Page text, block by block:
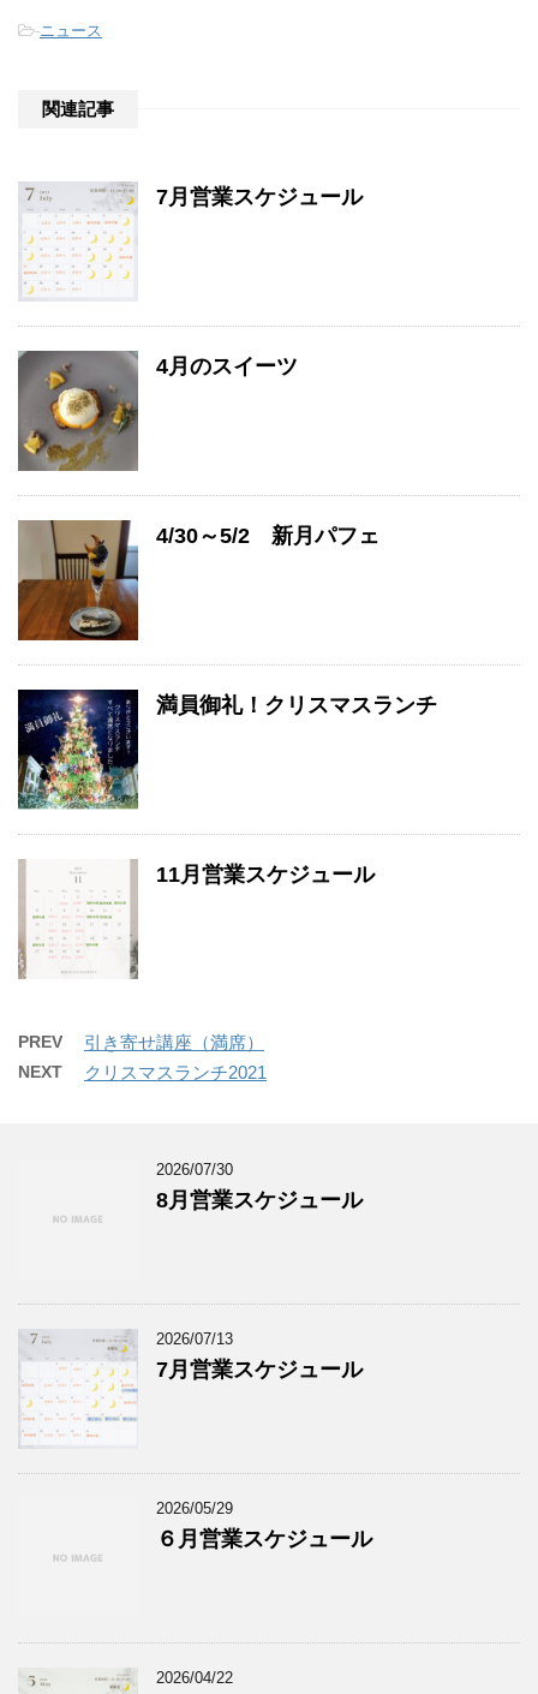
-ニュース
関連記事
7月営業スケジュール
4月のスイーツ
4/30～5/2 新月パフェ
満員御礼！クリスマスランチ
11月営業スケジュール
PREV 引き寄せ講座（満席）
NEXT クリスマスランチ2021
2026/07/30
8月営業スケジュール
2026/07/13
7月営業スケジュール
2026/05/29
６月営業スケジュール
2026/04/22